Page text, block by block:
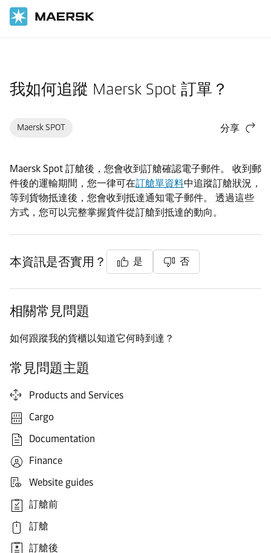
我如何追蹤 Maersk Spot 訂單？
Maersk SPOT 分享
Maersk Spot 訂艙後，您會收到訂艙確認電子郵件。 收到郵
件後的運輸期間，您一律可在訂艙單資料中追蹤訂艙狀況，
等到貨物抵達後，您會收到抵達通知電子郵件。 透過這些
方式，您可以完整掌握貨件從訂艙到抵達的動向。
本資訊是否實用？ 是 否
相關常見問題
如何跟蹤我的貨櫃以知道它何時到達？
常見問題主題
Products and Services
Cargo
Documentation
Finance
Website guides
訂艙前
訂艙
訂艙後